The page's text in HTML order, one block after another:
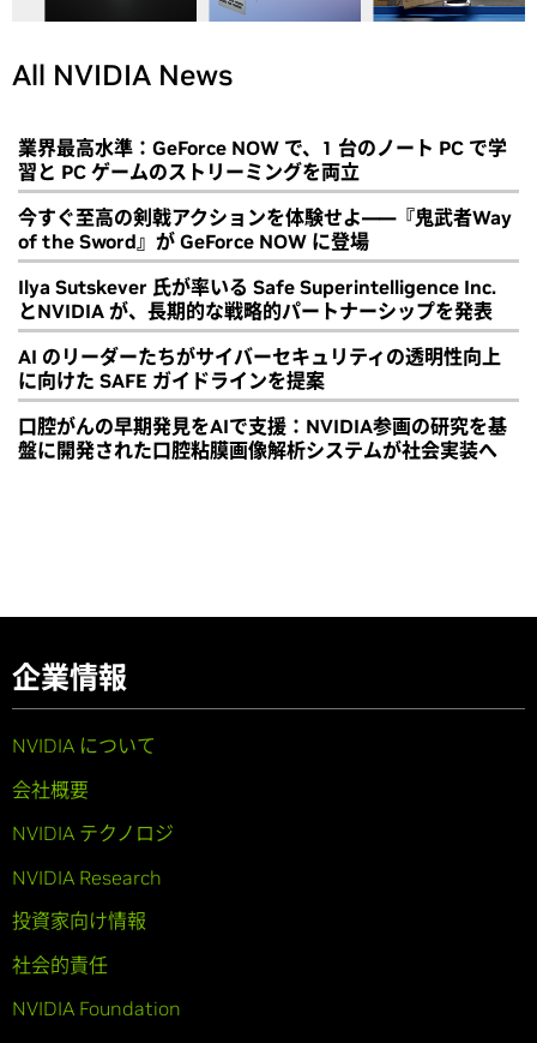
All NVIDIA News
業界最高水準：GeForce NOW で、1 台のノート PC で学
習と PC ゲームのストリーミングを両立
今すぐ至高の剣戟アクションを体験せよ――『鬼武者Way
of the Sword』が GeForce NOW に登場
Ilya Sutskever 氏が率いる Safe Superintelligence Inc.
とNVIDIA が、長期的な戦略的パートナーシップを発表
AI のリーダーたちがサイバーセキュリティの透明性向上
に向けた SAFE ガイドラインを提案
口腔がんの早期発見をAIで支援：NVIDIA参画の研究を基
盤に開発された口腔粘膜画像解析システムが社会実装へ
企業情報
NVIDIA について
会社概要
NVIDIA テクノロジ
NVIDIA Research
投資家向け情報
社会的責任
NVIDIA Foundation